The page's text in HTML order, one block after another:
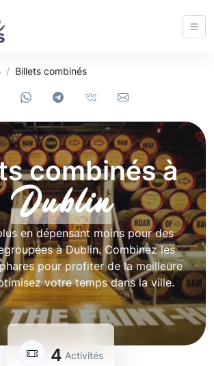
Billets combinés
combinés à
Dublin
en dépensant moins pour des
à Dublin. Combinez les
pour profiter de la meilleure
votre temps dans la ville.
4 Activités